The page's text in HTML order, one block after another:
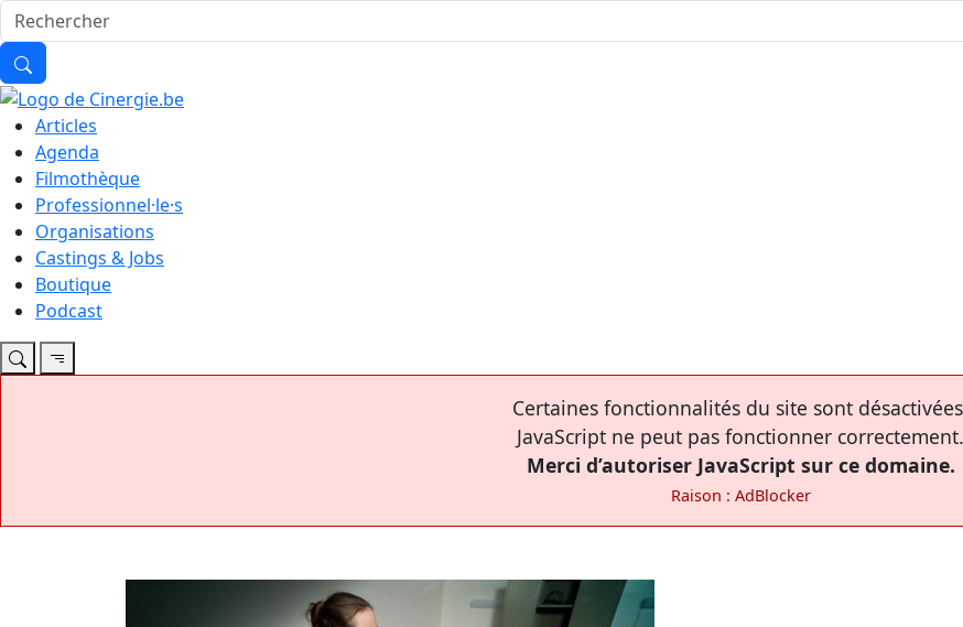
Articles
Agenda
Filmothèque
Professionnel·le·s
Organisations
Castings & Jobs
Boutique
Podcast
Certaines fonctionnalités du site sont
JavaScript ne peut pas fonctionner correctement.
Merci d’autoriser JavaScript sur ce domaine.
Raison : AdBlocker